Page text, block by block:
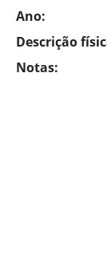
Ano:
Descrição
Notas: